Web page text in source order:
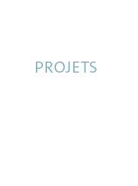
PROJETS